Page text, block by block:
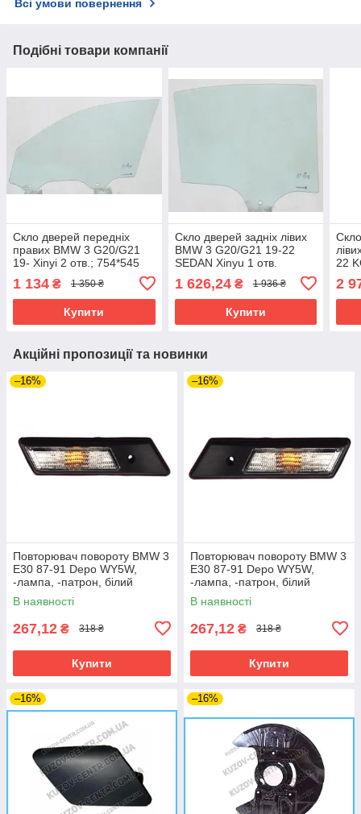
Всі умови повернення
Подібні товари компанії
Скло дверей передніх
правих BMW 3 G20/G21
19- Xinyi 2 отв.; 754*545
1 134 ₴ 1 350 ₴
Купити
Скло дверей задніх лівих
BMW 3 G20/G21 19-22
SEDAN Xinyu 1 отв.
1 626,24₴ 1 936 ₴
Купити
22
2
Акційні пропозиції та новинки
–16%
Повторювач повороту BMW 3
E30 87-91 Depo WY5W,
-лампа, -патрон, білий
В наявності
267,12 ₴ 318 ₴
Купити
–16%
Повторювач повороту BMW 3
E30 87-91 Depo WY5W,
-лампа, -патрон, білий
В наявності
267,12 ₴ 318 ₴
Купити
–16% –16%